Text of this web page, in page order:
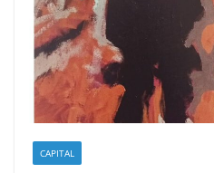
CAPITAL